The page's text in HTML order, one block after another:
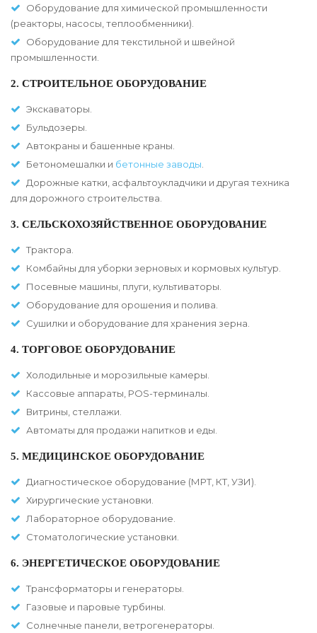
Оборудование для химической промышленности
(реакторы, насосы, теплообменники).
Оборудование для текстильной и швейной
промышленности.
2. СТРОИТЕЛЬНОЕ ОБОРУДОВАНИЕ
Экскаваторы.
Бульдозеры.
Автокраны и башенные краны.
Бетономешалки и бетонные заводы.
Дорожные катки, асфальтоукладчики и другая техника
для дорожного строительства.
3. СЕЛЬСКОХОЗЯЙСТВЕННОЕ ОБОРУДОВАНИЕ
Трактора.
Комбайны для уборки зерновых и кормовых культур.
Посевные машины, плуги, культиваторы.
Оборудование для орошения и полива.
Сушилки и оборудование для хранения зерна.
4. ТОРГОВОЕ ОБОРУДОВАНИЕ
Холодильные и морозильные камеры.
Кассовые аппараты, POS-терминалы.
Витрины, стеллажи.
Автоматы для продажи напитков и еды.
5. МЕДИЦИНСКОЕ ОБОРУДОВАНИЕ
Диагностическое оборудование (МРТ, КТ, УЗИ).
Хирургические установки.
Лабораторное оборудование.
Стоматологические установки.
6. ЭНЕРГЕТИЧЕСКОЕ ОБОРУДОВАНИЕ
Трансформаторы и генераторы.
Газовые и паровые турбины.
Солнечные панели, ветрогенераторы.